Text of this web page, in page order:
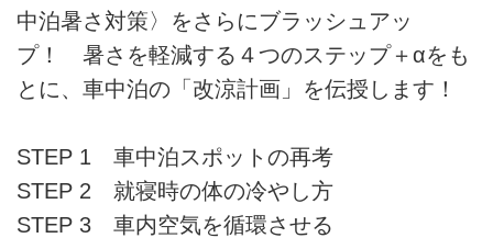
中泊暑さ対策〉をさらにブラッシュアッ
プ！ 暑さを軽減する４つのステップ＋αをも
とに、車中泊の「改涼計画」を伝授します！
STEP 1 車中泊スポットの再考
STEP 2 就寝時の体の冷やし方
STEP 3 車内空気を循環させる